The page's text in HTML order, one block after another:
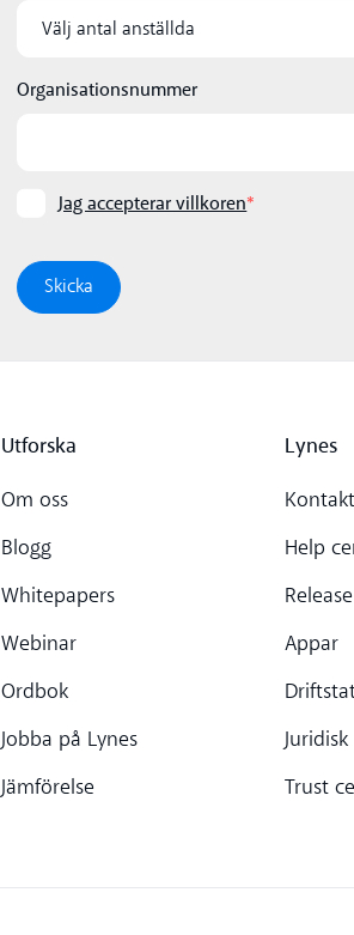
Organisationsnummer
Jag accepterar villkoren*
Utforska
Om oss
Blogg
Whitepapers
Webinar
Ordbok
Jobba på Lynes
Jämförelse
Lynes
Help
Appar
Trust